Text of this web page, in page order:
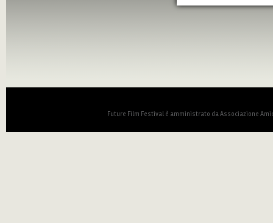
Future Film Festival è amministrato da Associazione